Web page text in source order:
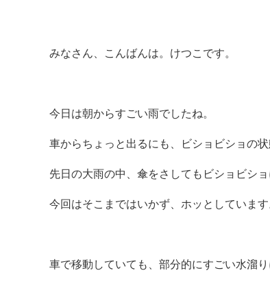
みなさん、こんばんは。けつこです。
今日は朝からすごい雨でしたね。
車からちょっと出るにも、ビショビショの状
先日の大雨の中、傘をさしてもビショビシ
今回はそこまではいかず、ホッとしています
車で移動していても、部分的にすごい水溜